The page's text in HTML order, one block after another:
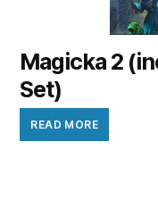
Magicka 2
Set)
READ MORE